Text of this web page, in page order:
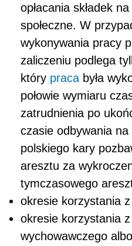
opłacania składek
społeczne. W
wykonywania pracy
zaliczeniu podlega
który praca była
połowie wymiaru
zatrudnienia po
czasie odbywania
polskiego kary
aresztu za
tymczasowego
okresie korzystania
okresie korzystania
wychowawczego